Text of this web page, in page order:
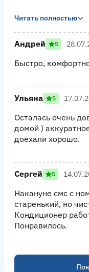
Читать полностью
Андрей 5
Быстро,
Ульяна 5
Осталась очень
домой )
доехали хорошо.
Сергей 5
Накануне смс с
старенький, но
Кондиционер
Понравилось.